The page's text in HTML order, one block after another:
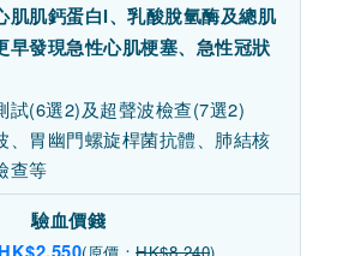
肌肌鈣蛋白I、乳酸脫氫酶及總肌
早發現急性心肌梗塞、急性冠狀
試(6選2)及超聲波檢查(7選2)
、胃幽門螺旋桿菌抗體、肺結核
查等
驗血價錢
(原價： HK$8,240)